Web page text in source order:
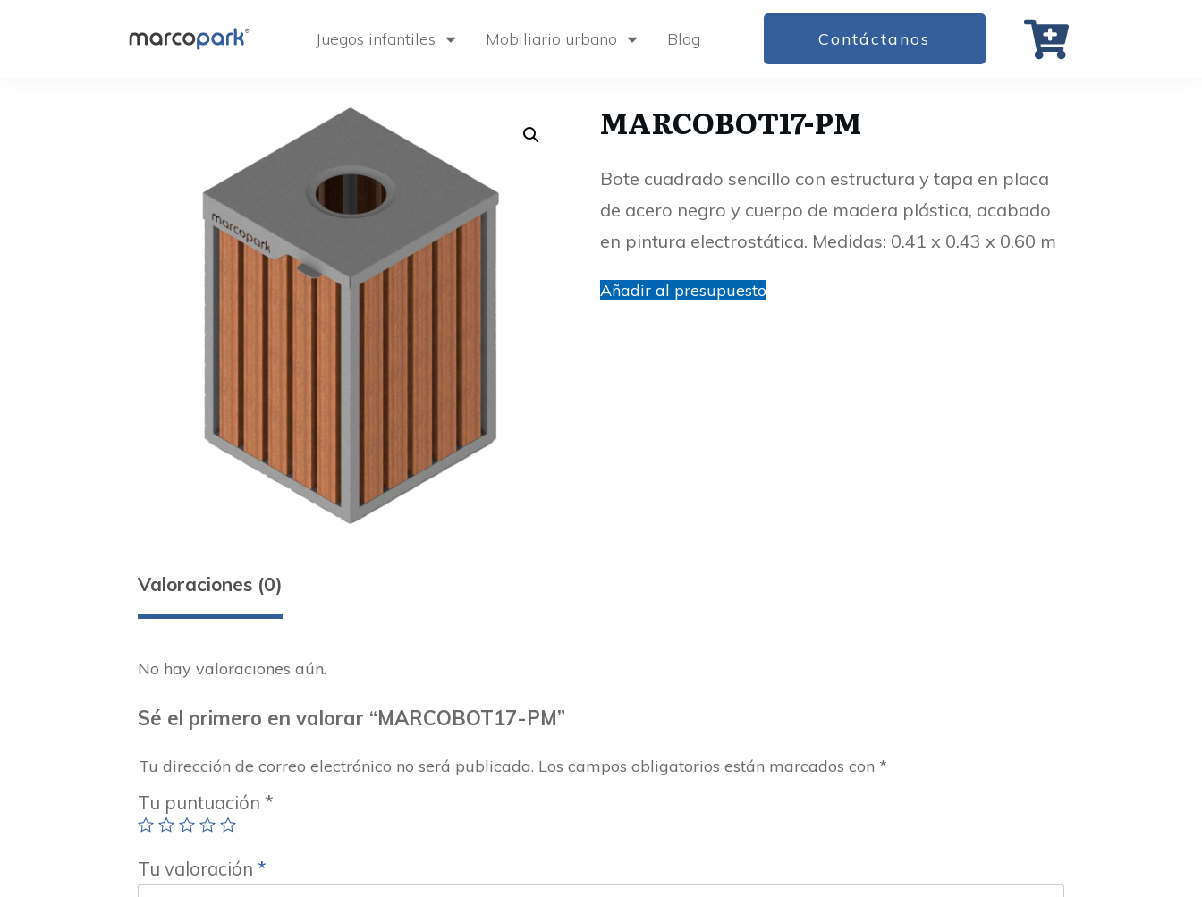
Juegos infantiles Mobiliario urbano Blog Contáctanos
MARCOBOT17-PM
Bote cuadrado sencillo con estructura y tapa en placa
de acero negro y cuerpo de madera plástica, acabado
en pintura electrostática. Medidas: 0.41 x 0.43 x 0.60 m
Añadir al presupuesto
Valoraciones (0)
No hay valoraciones aún.
Sé el primero en valorar “MARCOBOT17-PM”
Tu dirección de correo electrónico no será publicada. Los campos obligatorios están marcados con *
Tu puntuación *
Tu valoración *